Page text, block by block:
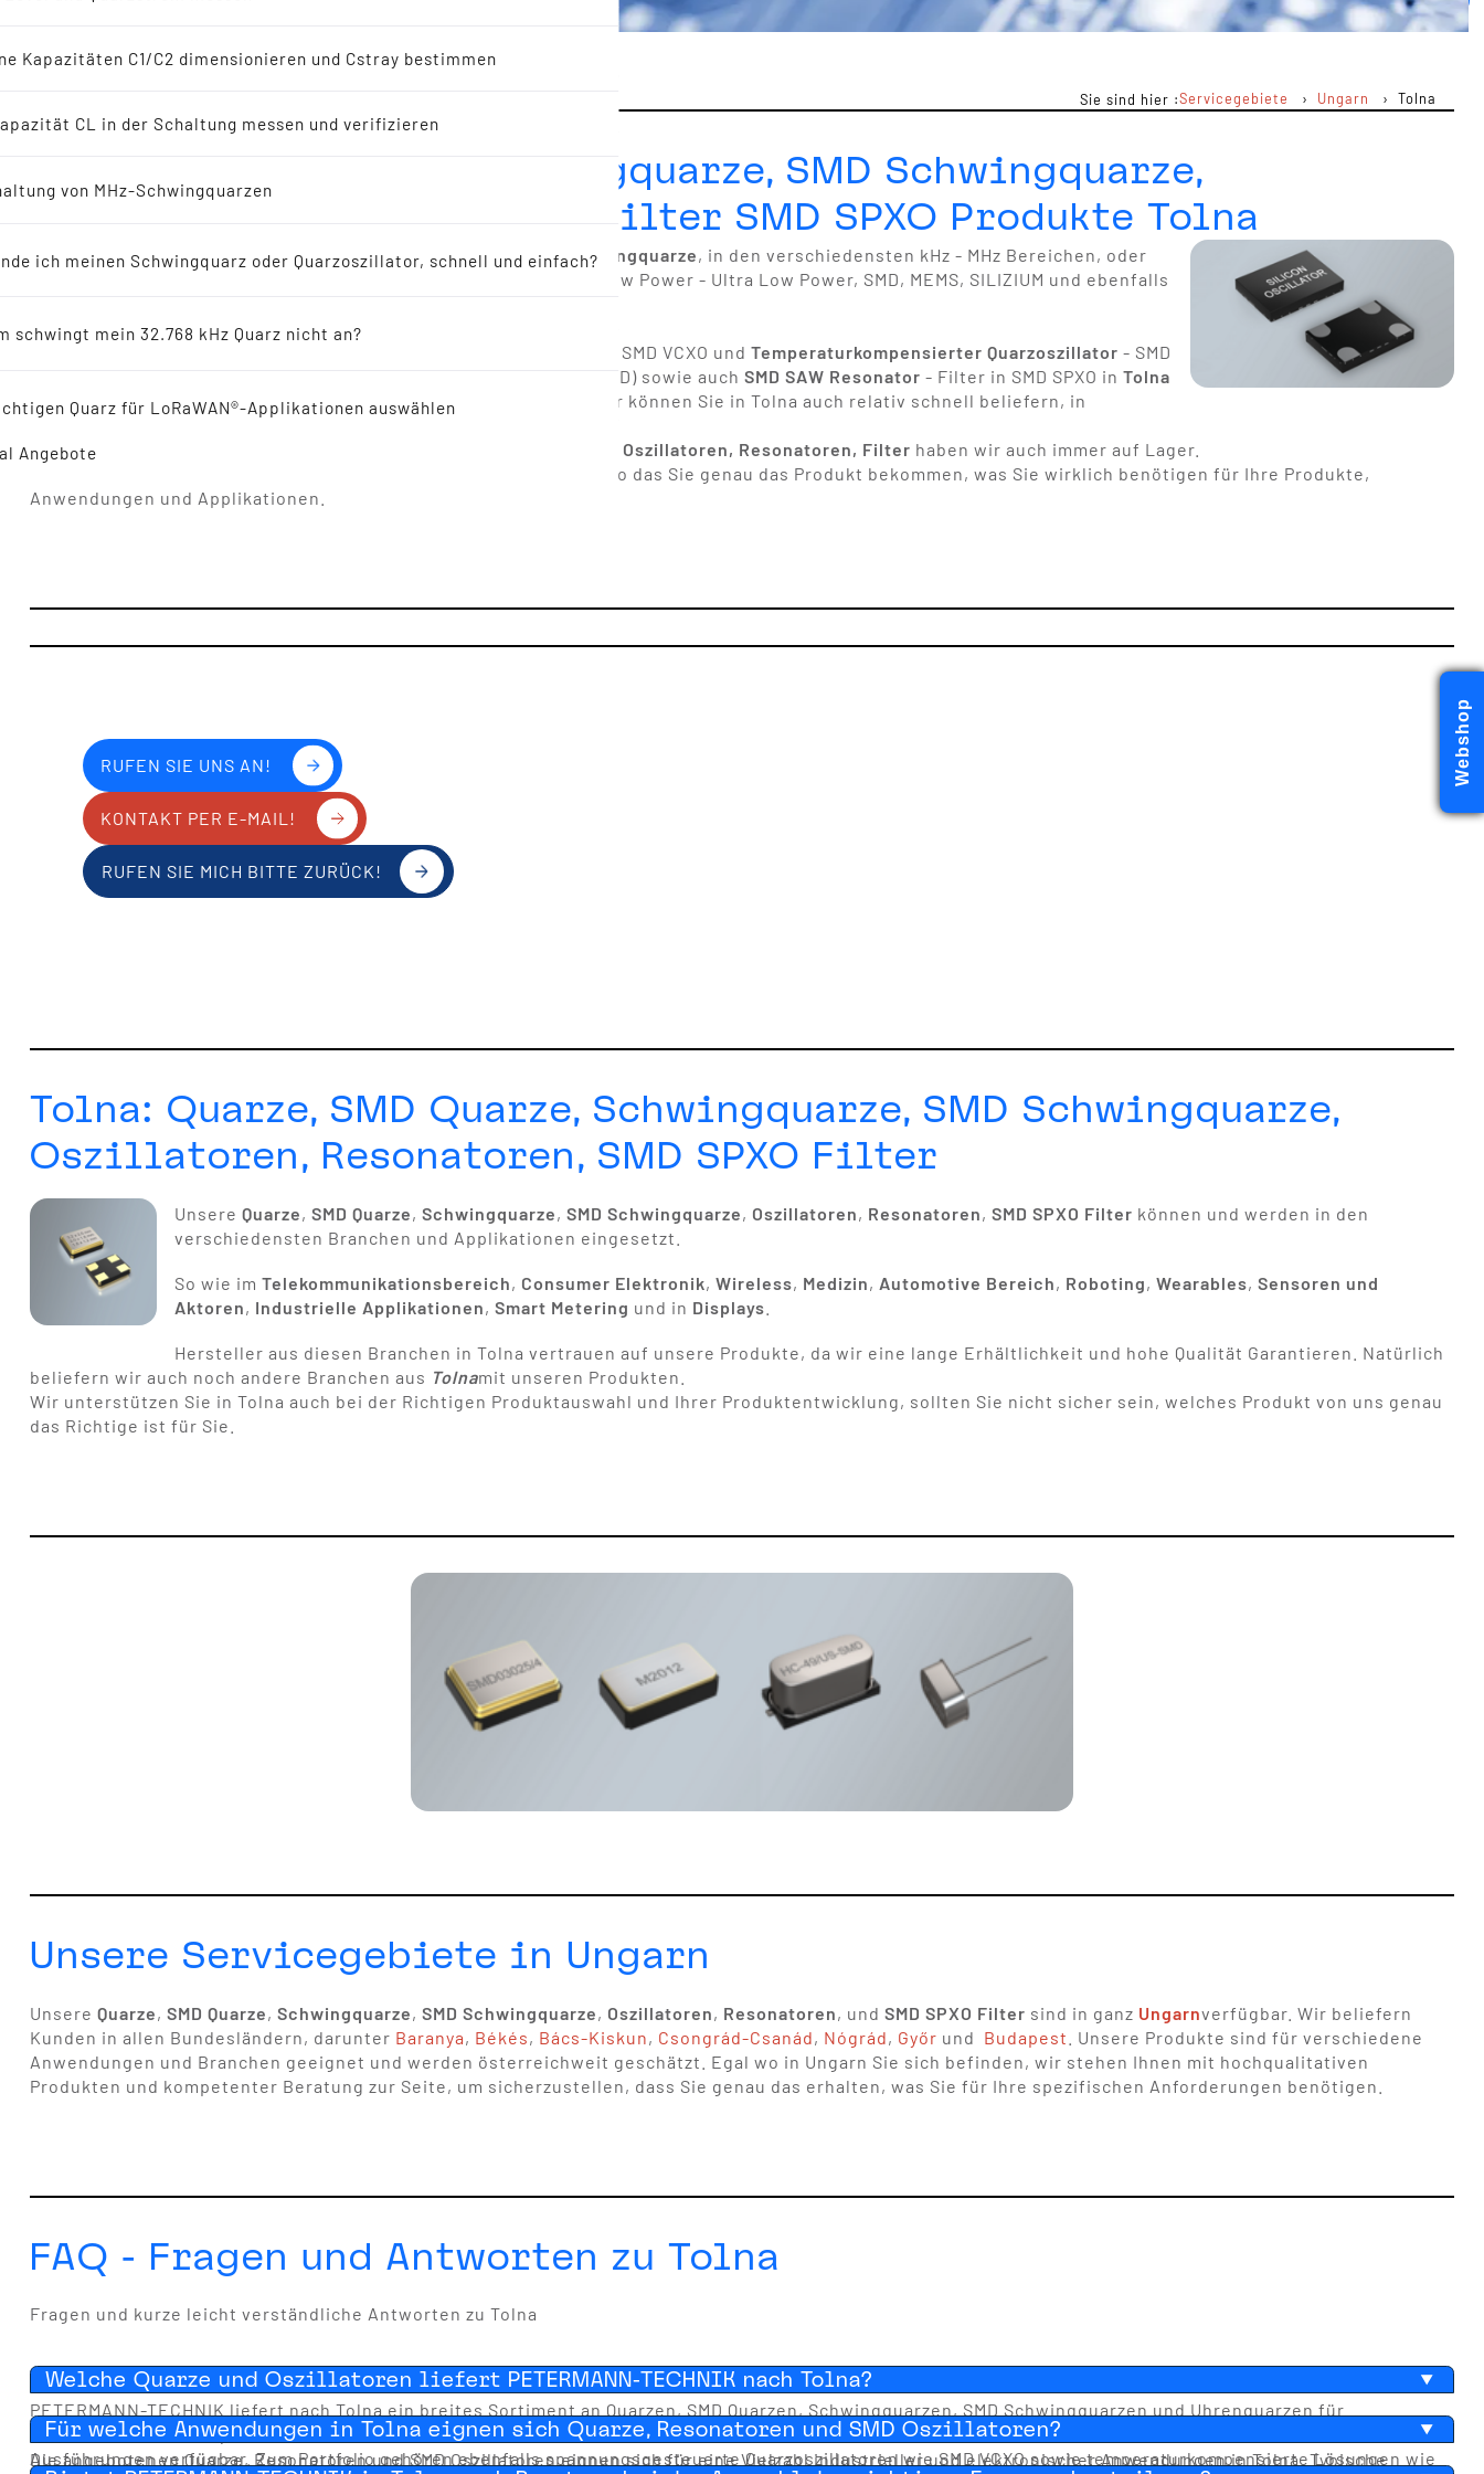
kHz Lösungen
Angebote
Kapazitäten C1/C2 dimensionieren und Cstray bestimmen
CL in der Schaltung messen und verifizieren
von MHz-Schwingquarzen
ich meinen Schwingquarz oder Quarzoszillator, schnell und einfach?
schwingt mein 32.768 kHz Quarz nicht an?
Quarz für LoRaWAN®-Applikationen auswählen
Sie sind hier :Servicegebiete Ungarn Tolna
Quarze, SMD Quarze, Schwingquarze, SMD Schwingquarze,
Oszillatoren, Resonatoren, Filter SMD SPXO Produkte Tolna
Sie suchen inTolnaQuarze, SMD Quarze, SMD Schwingquarze,Schwingquarze, in den verschiedensten kHz - MHz Bereichen, oder
in Low Power - Ultra Low Power, SMD, MEMS, SILIZIUM und ebenfalls
Dann sind Sie bei uns genau Richtig.
- SMD VCXO und Temperaturkompensierter Quarzoszillator - SMD
(SMD) sowie auch SMD SAW Resonator - Filter in SMD SPXO in Tolna
an. Unsere Produkte sind alle in High Quality, lange lieferbar und wir können Sie in Tolna auch relativ schnell beliefern, in
kleineren und gösseren Stückzahlen.
Viele der
Quarze, SMD Quarze, Schwingquarze, SMD Schwingquarze, Oszillatoren, Resonatoren, Filter haben wir auch immer auf Lager.
Doch dazu beraten wir Sie gerne auch ausführlicher und genauer, so das Sie genau das Produkt bekommen, was Sie wirklich benötigen für Ihre Produkte,
Anwendungen und Applikationen.
RUFEN SIE UNS AN!
KONTAKT PER E-MAIL!
RUFEN SIE MICH BITTE ZURÜCK!
Tolna: Quarze, SMD Quarze, Schwingquarze, SMD Schwingquarze,
Oszillatoren, Resonatoren, SMD SPXO Filter
UnsereQuarze,SMD Quarze,Schwingquarze,SMD Schwingquarze, Oszillatoren, Resonatoren,SMD SPXO Filter können und werden in den
verschiedensten Branchen und Applikationen eingesetzt.
So wie imTelekommunikationsbereich, Consumer Elektronik,Wireless, Medizin, Automotive Bereich, Roboting,Wearables,Sensoren und
Aktoren, Industrielle Applikationen,Smart Metering und in Displays
Hersteller aus diesen Branchen in Tolna vertrauen auf unsere Produkte, da wir eine lange Erhältlichkeit und hohe Qualität Garantieren. Natürlich
beliefern wir auch noch andere Branchen aus Tolnamit unseren Produkten.
Wir unterstützen Sie in Tolna auch bei der Richtigen Produktauswahl und Ihrer Produktentwicklung, sollten Sie nicht sicher sein, welches Produkt von uns genau
das Richtige ist für Sie.
Unsere Servicegebiete in Ungarn
Unsere Quarze, SMD Quarze, Schwingquarze, SMD Schwingquarze, Oszillatoren, Resonatoren, und SMD SPXO Filter sind in ganz Ungarnverfügbar. Wir beliefern
Kunden in allen Bundesländern, darunter Baranya, Békés, Bács-Kiskun, Csongrád-Csanád, Nógrád, Győr und Budapest . Unsere Produkte sind für verschiedene
Anwendungen und Branchen geeignet und werden österreichweit geschätzt. Egal wo in Ungarn Sie sich befinden, wir stehen Ihnen mit hochqualitativen
Produkten und kompetenter Beratung zur Seite, um sicherzustellen, dass Sie genau das erhalten, was Sie für Ihre spezifischen Anforderungen benötigen.
FAQ - Fragen und Antworten zu Tolna
Fragen und kurze leicht verständliche Antworten zu Tolna
Welche Quarze und Oszillatoren liefert PETERMANN-TECHNIK nach Tolna?
PETERMANN-TECHNIK liefert nach Tolna ein breites Sortiment an Quarzen, SMD Quarzen, Schwingquarzen, SMD Schwingquarzen und Uhrenquarzen für
unterschiedliche Frequenzbereiche von kHz bis MHz. Darüber hinaus sind auch Quarzoszillatoren in Low Power, Ultra Low Power, SMD, MEMS und Silizium-
Ausführungen verfügbar. Zum Portfolio gehören ebenfalls spannungsgesteuerte Quarzoszillatoren wie SMD VCXO sowie temperaturkompensierte Lösungen wie
Für welche Anwendungen in Tolna eignen sich Quarze, Resonatoren und SMD Oszillatoren?
Die angebotenen Quarze, Resonatoren und SMD Oszillatoren eignen sich für eine Vielzahl industrieller und elektronischer Anwendungen in Tolna. Typische
Webshop